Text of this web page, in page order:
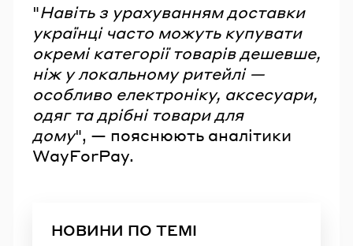
"Навіть з урахуванням доставки
українці часто можуть купувати
окремі категорії товарів дешевше,
ніж у локальному ритейлі —
особливо електроніку, аксесуари,
одяг та дрібні товари для
дому", — пояснюють аналітики
WayForPay.
НОВИНИ ПО ТЕМІ